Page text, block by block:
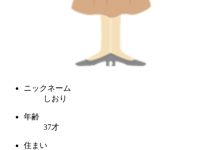
ニックネーム
しおり
年齢
37才
住まい